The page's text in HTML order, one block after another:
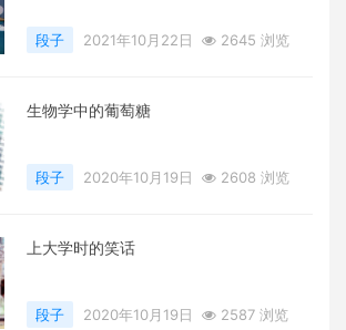
段子 2021年10月22日 2645 浏览
生物学中的葡萄糖
段子 2020年10月19日 2608 浏览
上大学时的笑话
段子 2020年10月19日 2587 浏览